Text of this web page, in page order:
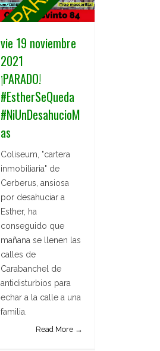
vie 19 noviembre
2021
¡PARADO!
#EstherSeQueda
#NiUnDesahucioM
as
Coliseum, "cartera
inmobiliaria" de
Cerberus, ansiosa
por desahuciar a
Esther, ha
conseguido que
mañana se llenen las
calles de
Carabanchel de
antidisturbios para
echar a la calle a una
familia.
Read More →